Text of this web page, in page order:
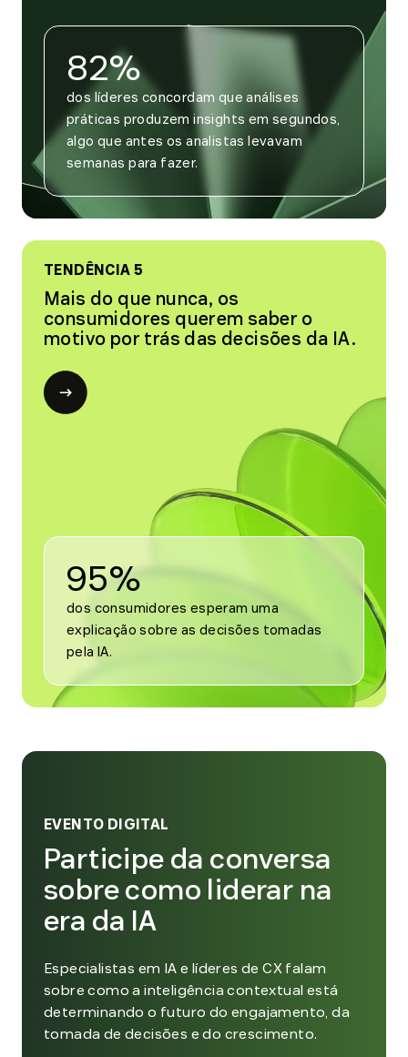
82%
dos líderes concordam que análises
práticas produzem insights em segundos,
algo que antes os analistas levavam
semanas para fazer.
TENDÊNCIA 5
Mais do que nunca, os
consumidores querem saber o
motivo por trás das decisões da IA.
Open
modal
95%
dos consumidores esperam uma
explicação sobre as decisões tomadas
pela IA.
EVENTO DIGITAL
Participe da conversa
sobre como liderar na
era da IA
Especialistas em IA e líderes de CX falam
sobre como a inteligência contextual está
determinando o futuro do engajamento, da
tomada de decisões e do crescimento.